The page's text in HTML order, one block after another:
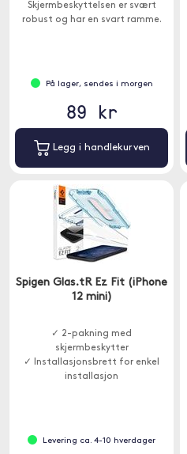
Skjermbeskyttelsen er svært
robust og har en svart ramme.
På lager, sendes i morgen
89 kr
Legg i handlekurven
Spigen Glas.tR Ez Fit (iPhone
12 mini)
✓ 2-pakning med
skjermbeskytter
✓ Installasjonsbrett for enkel
installasjon
Levering ca. 4-10 hverdager